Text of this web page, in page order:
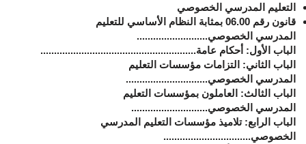
التعليم المدرسي الخصوصي
قانون رقم 06.00 بمثابة النظام الأساسي للتعليم
المدرسي الخصوصي..........................
الباب الأول: أحكام عامة.........................................................
الباب الثاني: التزامات مؤسسات التعليم
المدرسي الخصوصي..............................
الباب الثالث: العاملون بمؤسسات التعليم
المدرسي الخصوصي............................
الباب الرابع: تلاميذ مؤسسات التعليم المدرسي
الخصوصي................................